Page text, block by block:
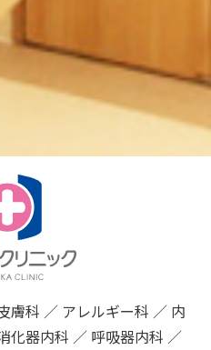
膚科 ／ アレルギー科 ／ 内
化器内科 ／ 呼吸器内科 ／